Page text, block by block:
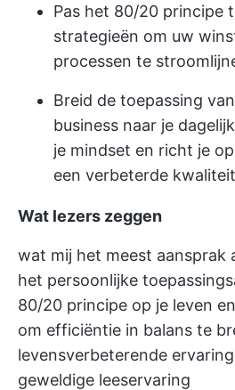
Pas het 80/20 principe
strategieën om uw
processen te
Breid de toepassing
business naar je
je mindset en richt je
een verbeterde
Wat lezers zeggen
wat mij het meest aansprak
het persoonlijke
80/20 principe op je leven
om efficiëntie in balans te
levensverbeterende
geweldige leeservaring